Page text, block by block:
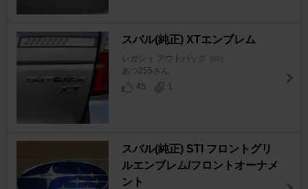
スバル(純正) XTエンブレム
レガシィ アウトバック [BP]
あつ255さん
45
1
スバル(純正) STI フロントグリ
ルエンブレム/フロントオーナメ
ント